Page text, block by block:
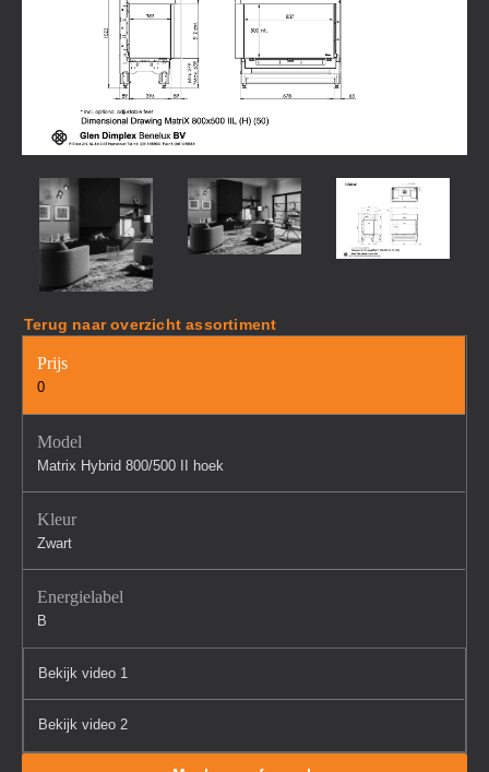
Terug naar overzicht assortiment
Prijs
0
Model
Matrix Hybrid 800/500 II hoek
Kleur
Zwart
Energielabel
B
Bekijk video 1
Bekijk video 2